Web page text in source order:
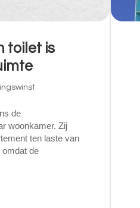
toilet is
de
woonkamer. Zij
ten laste van
omdat de